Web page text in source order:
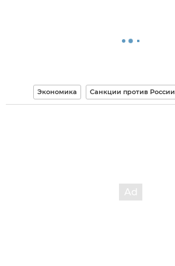
Экономика Санкции против России